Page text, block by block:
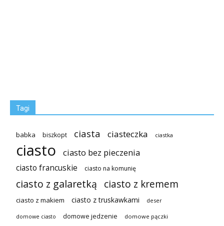
Tagi
babka biszkopt ciasta ciasteczka ciastka
ciasto ciasto bez pieczenia
ciasto francuskie ciasto na komunię
ciasto z galaretką ciasto z kremem
ciasto z makiem ciasto z truskawkami deser
domowe ciasto domowe jedzenie domowe pączki